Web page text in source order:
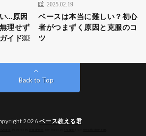
…原因
理せず
ガイド￼
2025.02.19
ベースは本当に難しい？初心
者がつまずく原因と克服のコ
ツ
Back to Top
2026 ベース教える君